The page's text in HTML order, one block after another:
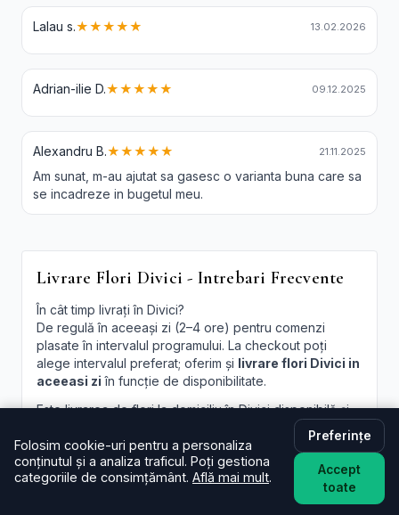
Lalau s.★★★★★ 13.02.2026
Adrian-ilie D.★★★★★ 09.12.2025
Alexandru B.★★★★★ 21.11.2025
Am sunat, m-au ajutat sa gasesc o varianta buna care sa
se incadreze in bugetul meu.
Livrare Flori Divici - Intrebari Frecvente
În cât timp livrați în Divici?
De regulă în aceeași zi (2–4 ore) pentru comenzi
plasate în intervalul programului. La checkout poți
alege intervalul preferat; oferim și livrare flori Divici in
aceeasi zi în funcție de disponibilitate.
Este livrarea de flori la domiciliu în Divici disponibilă și
Da, în majoritatea cazurilor livrăm și sâmbăta. În
perioade aglomerate pot exista sloturi limitate, afișate
la finalizare.
Pot programa livrarea pentru o oră anume în Divici?
Folosim cookie-uri pentru a personaliza
conținutul și a analiza traficul. Poți gestiona
categoriile de consimțământ. Află mai mult.
Preferințe
Accept
toate